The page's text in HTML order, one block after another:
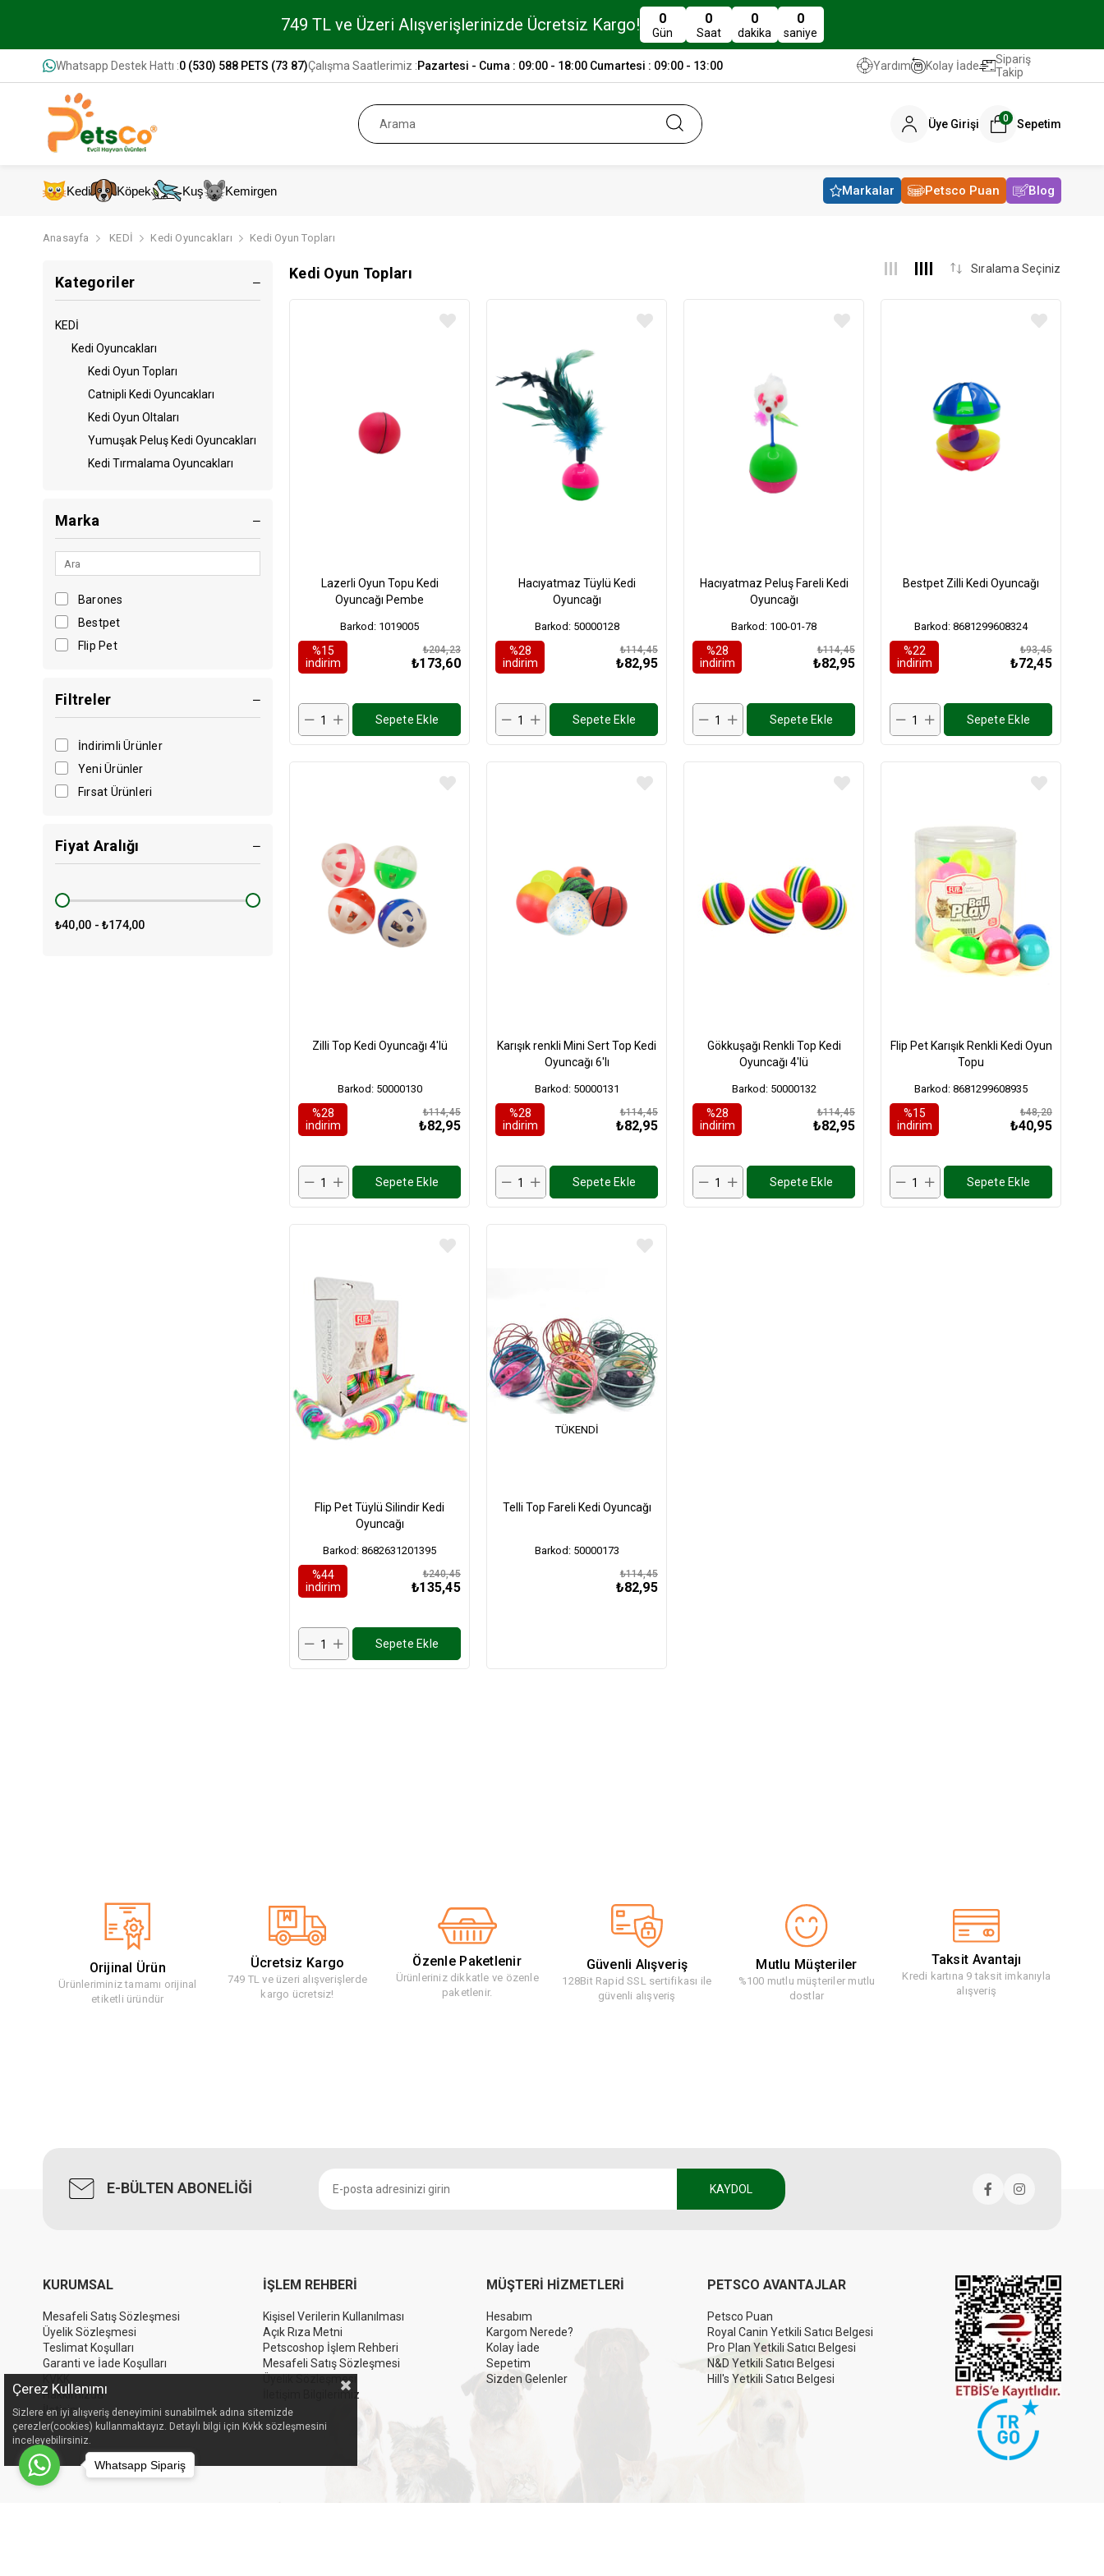
749 TL ve Üzeri Alışverişlerinizde Ücretsiz Kargo! 0
Gün
0
Saat
0
dakika
0
saniye
Whatsapp Destek Hattı :0 (530) 588 PETS (73 87)Çalışma Saatlerimiz :Pazartesi - Cuma : 09:00 - 18:00 Cumartesi : 09:00 - 13:00 Yardım Kolay İade
Sipariş
Takip
Üye Girişi Sepetim
0
Kedi Köpek Kuş Kemirgen Markalar Petsco Puan Blog
Anasayfa KEDİ Kedi Oyuncakları Kedi Oyun Topları
Kategoriler
KEDİ
Kedi Oyuncakları
Kedi Oyun Topları
Catnipli Kedi Oyuncakları
Kedi Oyun Oltaları
Yumuşak Peluş Kedi Oyuncakları
Kedi Tırmalama Oyuncakları
Marka
Barones
Bestpet
Flip Pet
Filtreler
İndirimli Ürünler
Yeni Ürünler
Fırsat Ürünleri
Fiyat Aralığı
₺40,00 - ₺174,00
Kedi Oyun Topları
Lazerli Oyun Topu Kedi
Oyuncağı Pembe
Barkod: 1019005
%15
i̇ndirim
₺173,60
₺204,23
Sepete Ekle
Hacıyatmaz Tüylü Kedi
Oyuncağı
Barkod: 50000128
%28
i̇ndirim
₺82,95
₺114,45
Sepete Ekle
Hacıyatmaz Peluş Fareli Kedi
Oyuncağı
Barkod: 100-01-78
%28
i̇ndirim
₺82,95
₺114,45
Sepete Ekle
Bestpet Zilli Kedi Oyuncağı
Barkod: 8681299608324
%22
i̇ndirim
₺72,45
₺93,45
Sepete Ekle
Zilli Top Kedi Oyuncağı 4'lü
Barkod: 50000130
%28
i̇ndirim
₺82,95
₺114,45
Sepete Ekle
Karışık renkli Mini Sert Top Kedi
Oyuncağı 6'lı
Barkod: 50000131
%28
i̇ndirim
₺82,95
₺114,45
Sepete Ekle
Gökkuşağı Renkli Top Kedi
Oyuncağı 4'lü
Barkod: 50000132
%28
i̇ndirim
₺82,95
₺114,45
Sepete Ekle
Flip Pet Karışık Renkli Kedi Oyun
Topu
Barkod: 8681299608935
%15
i̇ndirim
₺40,95
₺48,20
Sepete Ekle
Flip Pet Tüylü Silindir Kedi
Oyuncağı
Barkod: 8682631201395
%44
i̇ndirim
₺135,45
₺240,45
Sepete Ekle
TÜKENDI
Telli Top Fareli Kedi Oyuncağı
Barkod: 50000173
₺82,95
₺114,45
Orijinal Ürün
Ürünleriminiz tamamı orijinal
etiketli üründür
Ücretsiz Kargo
749 TL ve üzeri alışverişlerde
kargo ücretsiz!
Özenle Paketlenir
Ürünleriniz dikkatle ve özenle
paketlenir.
Güvenli Alışveriş
128Bit Rapid SSL sertifikası ile
güvenli alışveriş
Mutlu Müşteriler
%100 mutlu müşteriler mutlu
dostlar
Taksit Avantajı
Kredi kartına 9 taksit imkanıyla
alışveriş
E-BÜLTEN ABONELİĞİ KAYDOL
KURUMSAL
Mesafeli Satış Sözleşmesi
Üyelik Sözleşmesi
Teslimat Koşulları
Garanti ve İade Koşulları
Hakkımızda
İletişim
İŞLEM REHBERİ
Kişisel Verilerin Kullanılması
Açık Rıza Metni
Petscoshop İşlem Rehberi
Mesafeli Satış Sözleşmesi
Üyelik Sözleşmesi
İletişim Bilgilerimiz
MÜŞTERİ HİZMETLERİ
Hesabım
Kargom Nerede?
Kolay İade
Sepetim
Sizden Gelenler
PETSCO AVANTAJLAR
Petsco Puan
Royal Canin Yetkili Satıcı Belgesi
Pro Plan Yetkili Satıcı Belgesi
N&D Yetkili Satıcı Belgesi
Hill's Yetkili Satıcı Belgesi
Çerez Kullanımı
Sizlere en iyi alışveriş deneyimini sunabilmek adına sitemizde
çerezler(cookies) kullanmaktayız. Detaylı bilgi için Kvkk sözleşmesini
inceleyebilirsiniz.
Whatsapp Sipariş